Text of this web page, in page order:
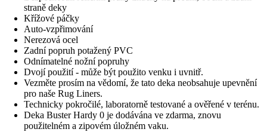
straně deky
Křížové páčky
Auto-vzpřimování
Nerezová ocel
Zadní popruh potažený PVC
Odnímatelné nožní popruhy
Dvojí použití - může být použito venku i uvnitř.
Vezměte prosím na vědomí, že tato deka neobsahuje upevnění
pro naše Rug Liners.
Technicky pokročilé, laboratorně testované a ověřené v terénu.
Deka Buster Hardy 0 je dodávána ve zdarma, znovu
použitelném a zipovém úložném vaku.